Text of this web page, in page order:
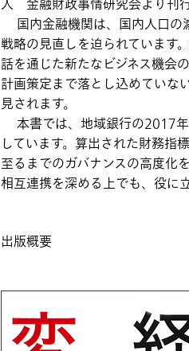
人 金融財政事情研究会より刊
国内金融機関は、国内人口の
戦略の見直しを迫られています
話を通じた新たなビジネス機会
計画策定まで落とし込めていな
見されます。
本書では、地域銀行の2017年
しています。算出された財務指
至るまでのガバナンスの高度化
相互連携を深める上でも、役に
出版概要